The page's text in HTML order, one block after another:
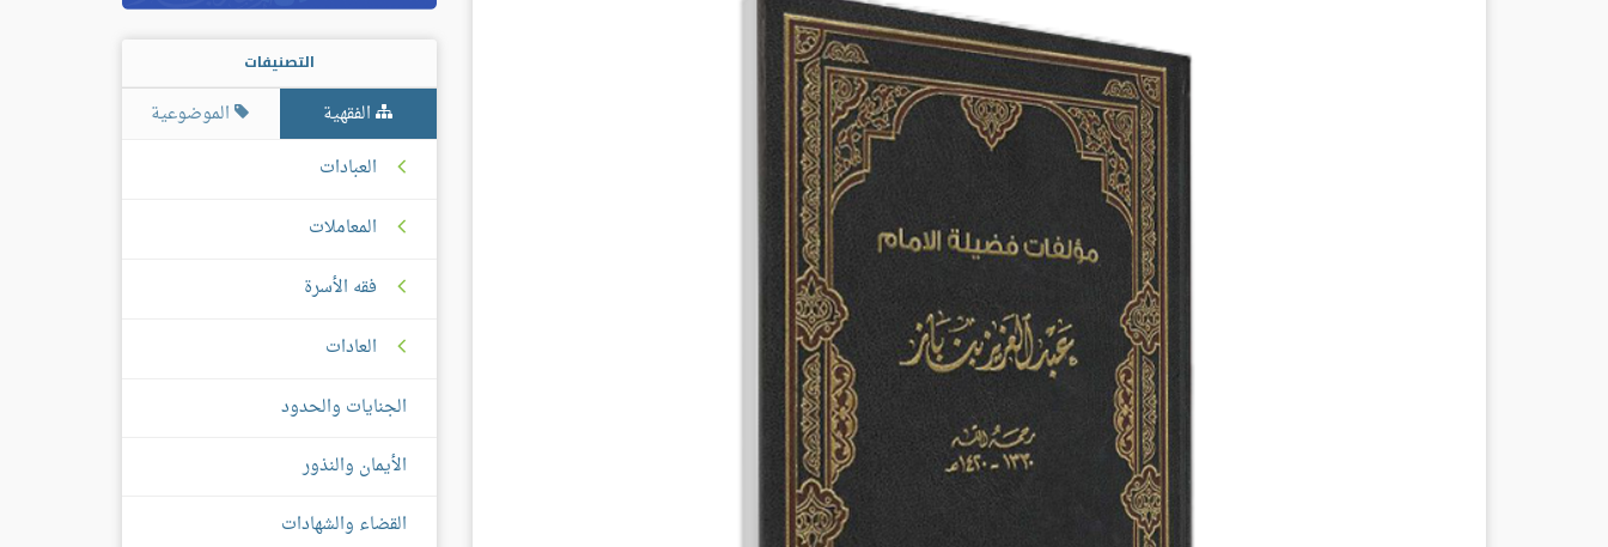
التصنيفات
الفقهية
الموضوعية
العبادات
المعاملات
فقه الأسرة
العادات
الجنايات والحدود
الأيمان والنذور
القضاء والشهادات